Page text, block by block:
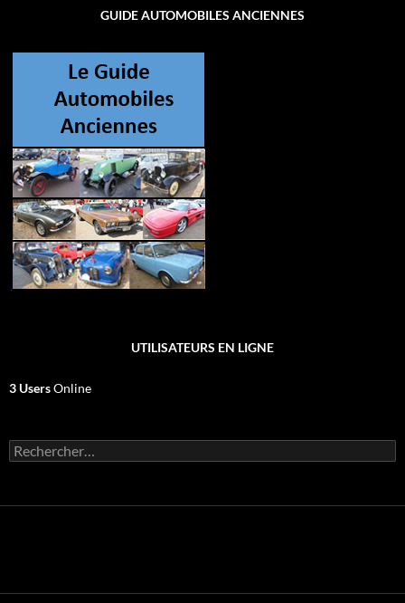
GUIDE AUTOMOBILES ANCIENNES
UTILISATEURS EN LIGNE
3 UsersOnline
Rechercher :